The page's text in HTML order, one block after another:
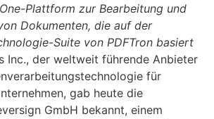
Plattform zur Bearbeitung und
Dokumenten, die auf der
Suite von PDFTron basiert
Inc., der weltweit führende Anbieter
für
gab heute die
GmbH bekannt, einem